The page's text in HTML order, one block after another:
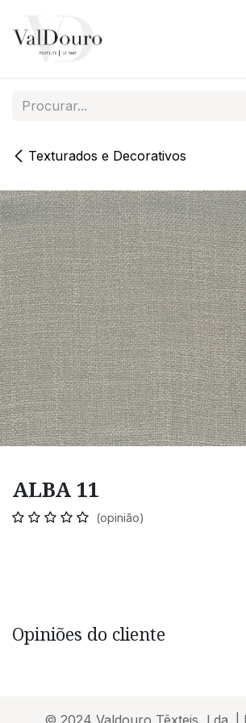
Texturados e Decorativos
ALBA 11
(opinião)
Opiniões do cliente